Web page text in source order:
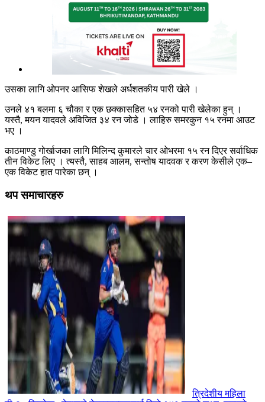
उसका लागि ओपनर आसिफ शेखले अर्धशतकीय पारी खेले ।
उनले ४१ बलमा ६ चौका र एक छक्कासहित ५४ रनको पारी खेलेका हुन् ।
यस्तै, मयन यादवले अविजित ३४ रन जोडे । लाहिरु समरकुन १५ रनमा आउट
भए ।
काठमाण्डु गोर्खाजका लागि मिलिन्द कुमारले चार ओभरमा १५ रन दिएर सर्वाधिक
तीन विकेट लिए । त्यस्तै, साहब आलम, सन्तोष यादवक र करण केसीले एक–
एक विकेट हात पारेका छन् ।
थप समाचारहरु
त्रिदेशीय महिला